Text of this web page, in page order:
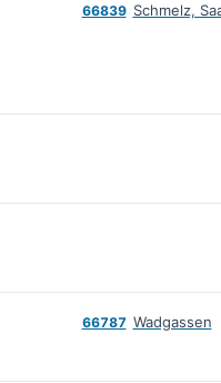
66839 Schmelz,
66787 Wadgassen